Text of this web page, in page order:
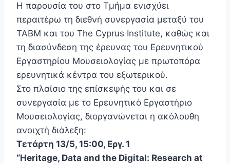
Η παρουσία του στο Τμήμα ενισχύει
περαιτέρω τη διεθνή συνεργασία μεταξύ του
ΤΑΒΜ και του The Cyprus Institute, καθώς και
τη διασύνδεση της έρευνας του Ερευνητικού
Εργαστηρίου Μουσειολογίας με πρωτοπόρα
ερευνητικά κέντρα του εξωτερικού.
Στο πλαίσιο της επίσκεψής του και σε
συνεργασία με το Ερευνητικό Εργαστήριο
Μουσειολογίας, διοργανώνεται η ακόλουθη
ανοιχτή διάλεξη:
Τετάρτη 13/5, 15:00, Εργ. 1
“Heritage, Data and the Digital: Research at